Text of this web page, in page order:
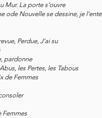
Mur. La porte s’ouvre
ode Nouvelle se dessine, je
Perdue, J’ai su
pardonne
les Pertes, les Tabous
de Femmes
Femmes